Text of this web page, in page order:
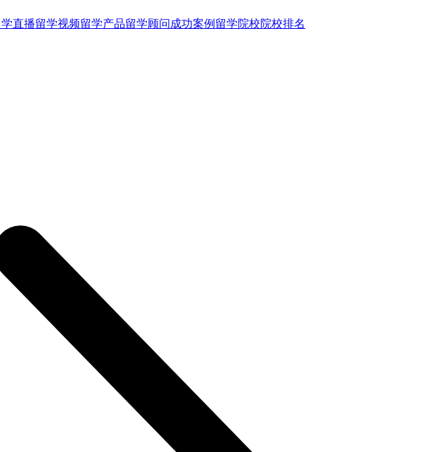
直播留学视频留学产品留学顾问 成功案例 留学院校院校排名